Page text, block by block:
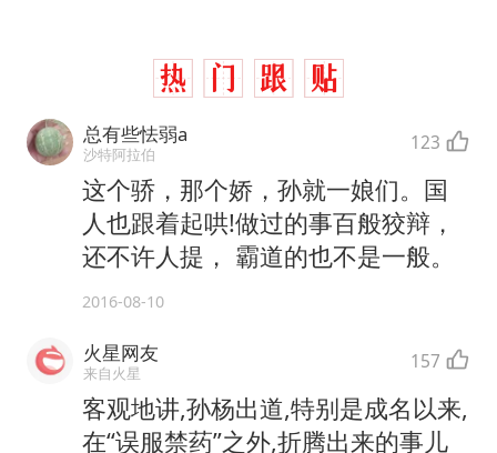
总有些怯弱a
沙特阿拉伯 123
这个骄，那个娇，孙就一娘们。国
人也跟着起哄!做过的事百般狡辩，
还不许人提， 霸道的也不是一般。
2016-08-10
火星网友
来自火星 157
客观地讲,孙杨出道,特别是成名以来,
在“误服禁药”之外,折腾出来的事儿